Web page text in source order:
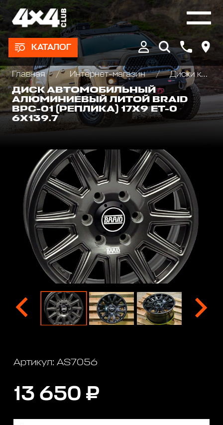
КАТАЛОГ
Главная Интернет-магазин
Диски колёсные, Проставки для изменения вылета
ДИСК АВТОМОБИЛЬНЫЙ
АЛЮМИНИЕВЫЙ ЛИТОЙ BRAID
BPC-01 (РЕПЛИКА) 17Х9 ET-0
6X139.7
Артикул: AS7056
13 650 ₽